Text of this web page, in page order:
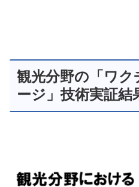
観光分野の「ワ
ージ」技術実証結